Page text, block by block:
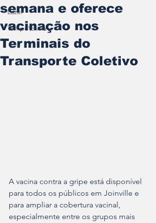
Lazer
Tempo\clima
semana e oferece
vacinação nos
Terminais do
Transporte Coletivo
A vacina contra a gripe está disponível
para todos os públicos em Joinville e
para ampliar a cobertura vacinal,
especialmente entre os grupos mais